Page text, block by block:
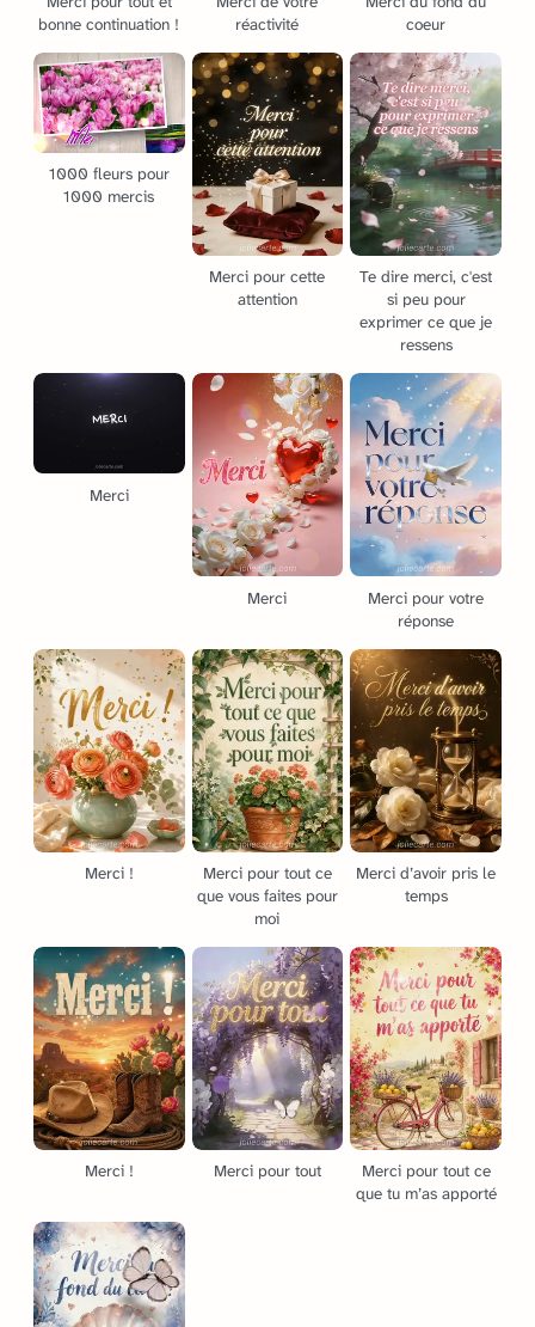
bonne continuation !
réactivité
coeur
1000 fleurs pour
1000 mercis
Merci pour cette
attention
Te dire merci, c'est
si peu pour
exprimer ce que je
ressens
Merci
Merci
Merci pour votre
réponse
Merci !
Merci pour tout ce
que vous faites pour
moi
Merci d’avoir pris le
temps
Merci ! Merci pour tout
Merci pour tout ce
que tu m’as apporté